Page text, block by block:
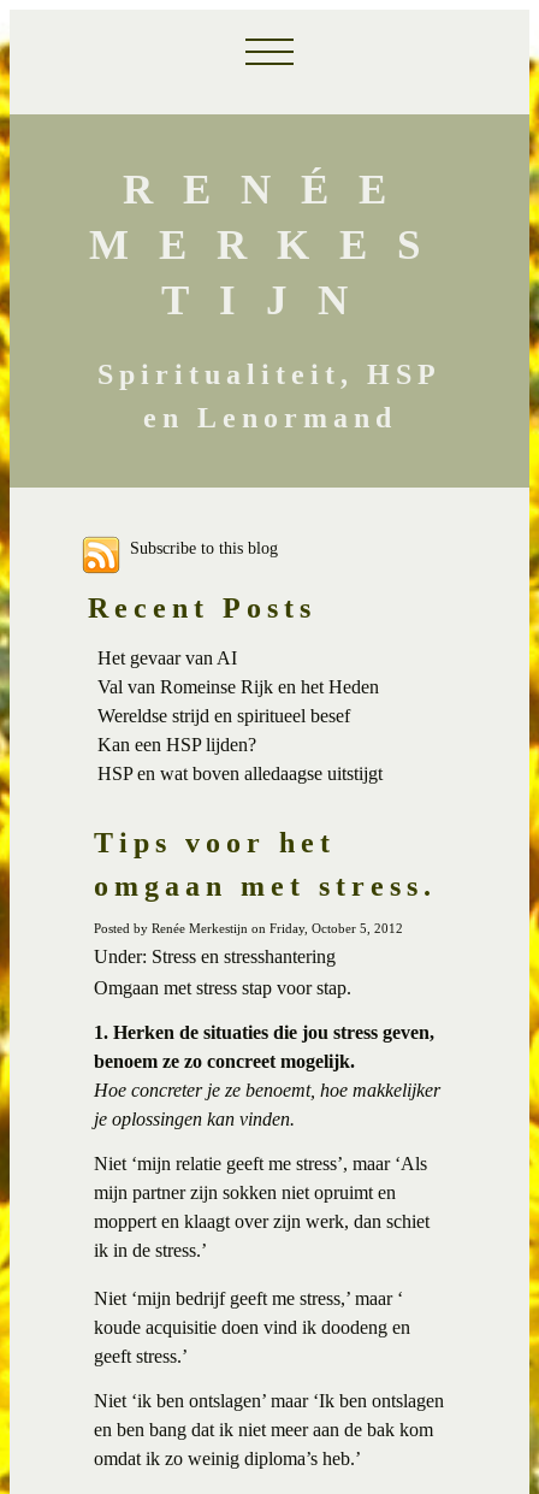
RENÉE
MERKES
TIJN
Spiritualiteit, HSP
en Lenormand
Subscribe to this blog
Recent Posts
Het gevaar van AI
Val van Romeinse Rijk en het Heden
Wereldse strijd en spiritueel besef
Kan een HSP lijden?
HSP en wat boven alledaagse uitstijgt
Tips voor het
omgaan met stress.
Posted by Renée Merkestijn on Friday, October 5, 2012
Under: Stress en stresshantering
Omgaan met stress stap voor stap.
1. Herken de situaties die jou stress geven,
benoem ze zo concreet mogelijk.
Hoe concreter je ze benoemt, hoe makkelijker
je oplossingen kan vinden.
Niet ‘mijn relatie geeft me stress’, maar ‘Als
mijn partner zijn sokken niet opruimt en
moppert en klaagt over zijn werk, dan schiet
ik in de stress.’
Niet ‘mijn bedrijf geeft me stress,’ maar ‘
koude acquisitie doen vind ik doodeng en
geeft stress.’
Niet ‘ik ben ontslagen’ maar ‘Ik ben ontslagen
en ben bang dat ik niet meer aan de bak kom
omdat ik zo weinig diploma’s heb.’